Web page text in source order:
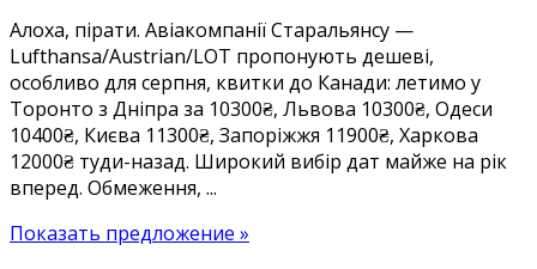
Торонто,
безліч
дат.
Є
серпень!
Алоха, пірати. Авіакомпанії Старальянсу —
Lufthansa/Austrian/LOT пропонують дешеві,
особливо для серпня, квитки до Канади: летимо у
Торонто з Дніпра за 10300₴, Львова 10300₴, Одеси
10400₴, Києва 11300₴, Запоріжжя 11900₴, Харкова
12000₴ туди-назад. Широкий вибір дат майже на рік
вперед. Обмеження, ...
Показать предложение »